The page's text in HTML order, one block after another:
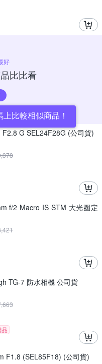
好
比比看
比較相似商品！
G SEL24F28G (公司貨)
f/2 Macro IS STM 大光圈定
TG-7 防水相機 公司貨
F1.8 (SEL85F18) (公司貨)